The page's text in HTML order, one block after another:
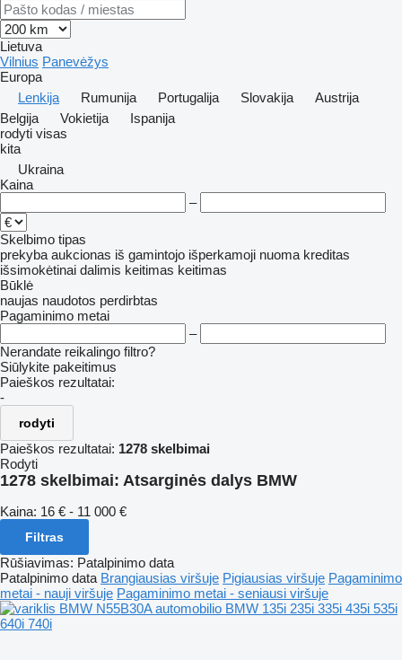
Lietuva
Vilnius Panevėžys
Europa
Lenkija
Rumunija Portugalija Slovakija
Austrija
Belgija
Vokietija
Ispanija
rodyti visas
kita
Ukraina
Kaina
–
Skelbimo tipas
prekyba aukcionas iš gamintojo išperkamoji nuoma kreditas
išsimokėtinai dalimis keitimas keitimas
Būklė
naujas naudotos perdirbtas
Pagaminimo metai
–
Nerandate reikalingo filtro?
Siūlykite pakeitimus
Paieškos rezultatai:
-
rodyti
Paieškos rezultatai: 1278 skelbimai
Rodyti
1278 skelbimai: Atsarginės dalys BMW
Kaina: 16 € - 11 000 €
Filtras
Rūšiavimas: Patalpinimo data
Patalpinimo data Brangiausias viršuje Pigiausias viršuje Pagaminimo
metai - nauji viršuje Pagaminimo metai - seniausi viršuje